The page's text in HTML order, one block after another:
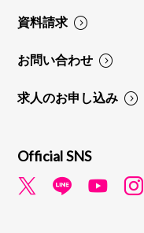
資料請求
お問い合わせ
求人のお申し込み
Official SNS